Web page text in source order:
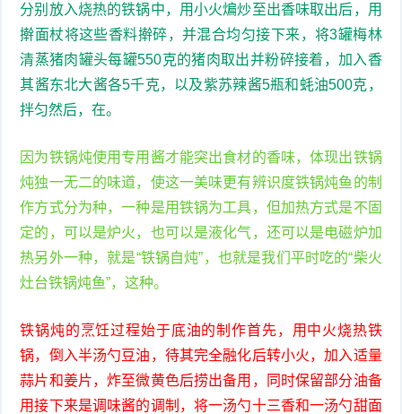
分别放入烧热的铁锅中，用小火煸炒至出香味取出后，用
擀面杖将这些香料擀碎，并混合均匀接下来，将3罐梅林
清蒸猪肉罐头每罐550克的猪肉取出并粉碎接着，加入香
其酱东北大酱各5千克，以及紫苏辣酱5瓶和蚝油500克，
拌匀然后，在。
因为铁锅炖使用专用酱才能突出食材的香味，体现出铁锅
炖独一无二的味道，使这一美味更有辨识度铁锅炖鱼的制
作方式分为种，一种是用铁锅为工具，但加热方式是不固
定的，可以是炉火，也可以是液化气，还可以是电磁炉加
热另外一种，就是“铁锅自炖”，也就是我们平时吃的“柴火
灶台铁锅炖鱼”，这种。
铁锅炖的烹饪过程始于底油的制作首先，用中火烧热铁
锅，倒入半汤勺豆油，待其完全融化后转小火，加入适量
蒜片和姜片，炸至微黄色后捞出备用，同时保留部分油备
用接下来是调味酱的调制，将一汤勺十三香和一汤勺甜面